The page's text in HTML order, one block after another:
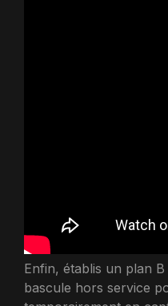
Enfin, établis un plan
bascule hors service